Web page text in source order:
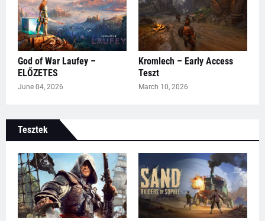
God of War Laufey –
ELŐZETES
June 04, 2026
Kromlech – Early Access
Teszt
March 10, 2026
Tesztek